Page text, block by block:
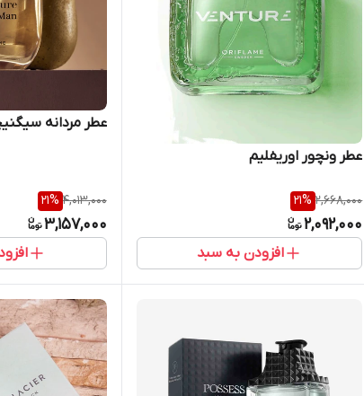
عطر ونچور اوریفلیم
2,668,000
21%
2,092,000
افزودن به سبد
عطر مردانه
4,013,000
21%
3,157,000